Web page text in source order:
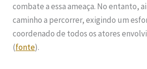
combate a essa ameaça. No entanto,
caminho a percorrer, exigindo um
coordenado de todos os atores
(fonte).